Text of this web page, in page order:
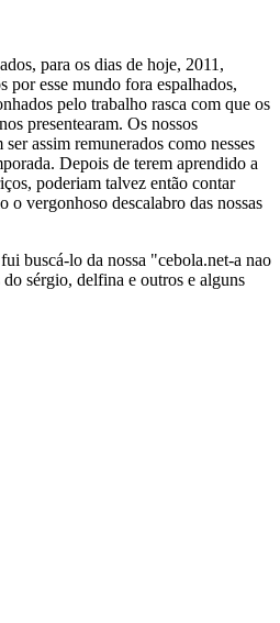
para os dias de hoje, 2011,
esse mundo fora espalhados,
pelo trabalho rasca com que os
presentearam. Os nossos
assim remunerados como nesses
Depois de terem aprendido a
poderiam talvez então contar
o vergonhoso descalabro das nossas
buscá-lo da nossa "cebola.net-a nao
sérgio, delfina e outros e alguns